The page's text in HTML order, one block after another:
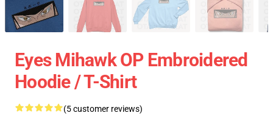
Eyes Mihawk OP Embroidered
Hoodie / T-Shirt
(5 customer reviews)